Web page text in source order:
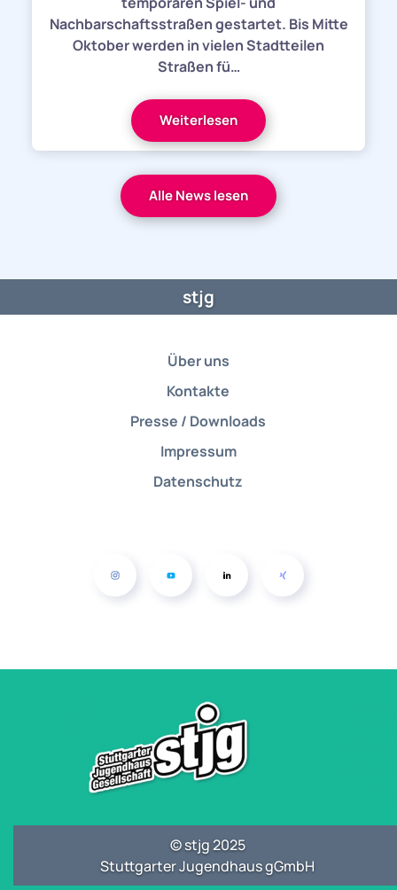
Nachbarschaftsstraßen gestartet. Bis Mitte
Oktober werden in vielen Stadtteilen
Straßen fü…
Weiterlesen
Alle News lesen
stjg
Über uns
Kontakte
Presse / Downloads
Impressum
Datenschutz
© stjg 2025
Stuttgarter Jugendhaus gGmbH